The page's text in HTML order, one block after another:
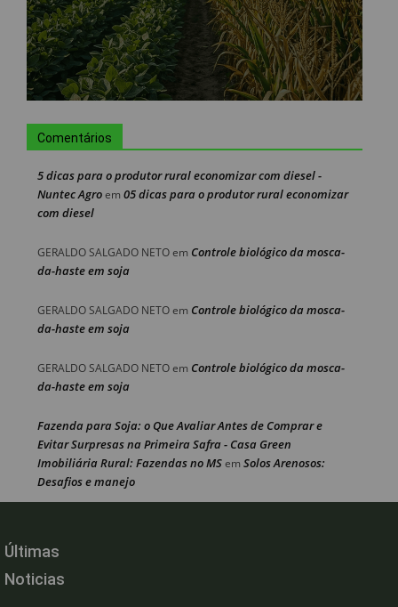
Comentários
5 dicas para o produtor rural economizar com diesel -
Nuntec Agroem 05 dicas para o produtor rural economizar
com diesel
GERALDO SALGADO NETOem Controle biológico da mosca-
da-haste em soja
GERALDO SALGADO NETOem Controle biológico da mosca-
da-haste em soja
GERALDO SALGADO NETOem Controle biológico da mosca-
da-haste em soja
Fazenda para Soja: o Que Avaliar Antes de Comprar e
Evitar Surpresas na Primeira Safra - Casa Green
Imobiliária Rural: Fazendas no MSem Solos Arenosos:
Desafios e manejo
Últimas
Noticias